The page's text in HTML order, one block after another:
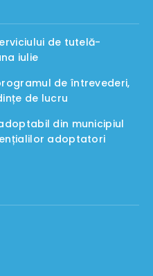
de tutelă-
iulie
de întrevederi,
de lucru
din municipiul
adoptatori